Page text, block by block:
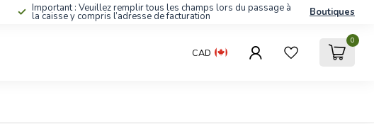
Important : Veuillez remplir tous les champs lors du passage à
la caisse y compris l’adresse de facturation Boutiques
CAD
0